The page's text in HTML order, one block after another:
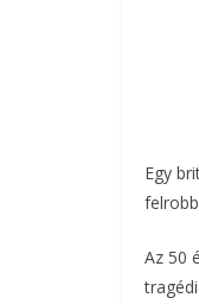
Egy
Az 50